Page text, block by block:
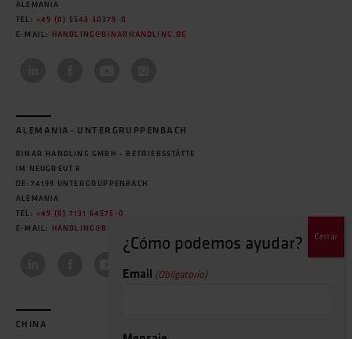
ALEMANIA
TEL: +49 (0) 5543 30379-0
E-MAIL:
HANDLING@BINARHANDLING.DE
ALEMANIA- UNTERGRUPPENBACH
BINAR HANDLING GMBH – BETRIEBSSTÄTTE
IM NEUGREUT 8
DE-74199 UNTERGRUPPENBACH
ALEMANIA
TEL: +49 (0) 7131 64575-0
E-MAIL:
HANDLING@BINARHANDLING.DE
CHINA
Email (Obligatorio)